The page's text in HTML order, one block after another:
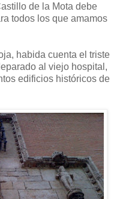
de la Mota debe
todos los que amamos
habida cuenta el triste
al viejo hospital,
edificios históricos de